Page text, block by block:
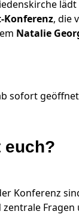
Konferenz, die
Natalie
sofort
euch?
Konferenz
zentrale